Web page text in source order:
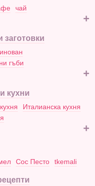
чай
+
гъби
+
кухни
Италианска кухня
+
Сос Песто tkemali